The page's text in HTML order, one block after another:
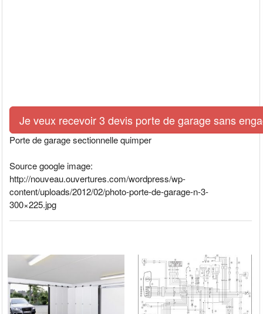
Je veux recevoir 3 devis porte de garage sans
Porte de garage sectionnelle quimper
Source google image:
http://nouveau.ouvertures.com/wordpress/wp-
content/uploads/2012/02/photo-porte-de-garage-n-3-
300×225.jpg